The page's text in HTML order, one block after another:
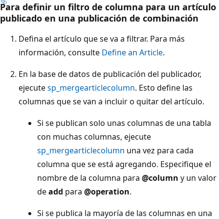
Para definir un filtro de columna para un artículo
publicado en una publicación de combinación
Defina el artículo que se va a filtrar. Para más
información, consulte Define an Article.
En la base de datos de publicación del publicador,
ejecutesp_mergearticlecolumn. Esto define las
columnas que se van a incluir o quitar del artículo.
Si se publican solo unas columnas de una tabla
con muchas columnas, ejecute
sp_mergearticlecolumn una vez para cada
columna que se está agregando. Especifique el
nombre de la columna para @column y un valor
deadd para @operation.
Si se publica la mayoría de las columnas en una